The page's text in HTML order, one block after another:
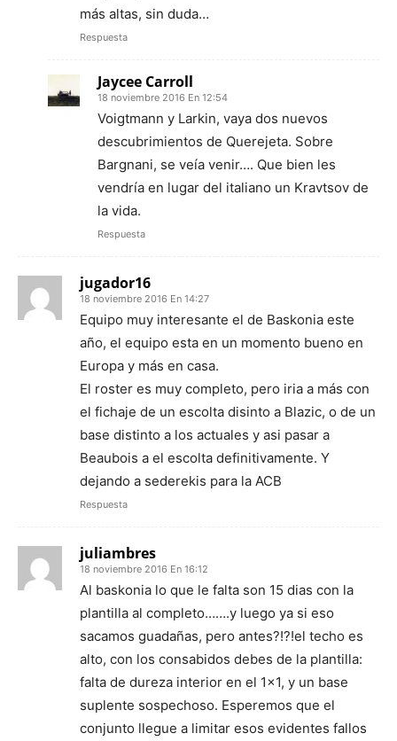
más altas, sin duda…
Respuesta
Jaycee Carroll
18 noviembre 2016 En 12:54
Voigtmann y Larkin, vaya dos nuevos
descubrimientos de Querejeta. Sobre
Bargnani, se veía venir…. Que bien les
vendría en lugar del italiano un Kravtsov de
la vida.
Respuesta
jugador16
18 noviembre 2016 En 14:27
Equipo muy interesante el de Baskonia este
año, el equipo esta en un momento bueno en
Europa y más en casa.
El roster es muy completo, pero iria a más con
el fichaje de un escolta disinto a Blazic, o de un
base distinto a los actuales y asi pasar a
Beaubois a el escolta definitivamente. Y
dejando a sederekis para la ACB
Respuesta
juliambres
18 noviembre 2016 En 16:12
Al baskonia lo que le falta son 15 dias con la
plantilla al completo…….y luego ya si eso
sacamos guadañas, pero antes?!?!el techo es
alto, con los consabidos debes de la plantilla:
falta de dureza interior en el 1×1, y un base
suplente sospechoso. Esperemos que el
conjunto llegue a limitar esos evidentes fallos